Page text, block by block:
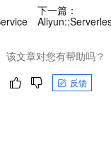
下一篇：
该文章对您有帮助吗？
反馈